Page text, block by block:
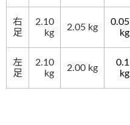
右
足
2.10
kg
2.05 kg
0.05
kg
左
足
2.10
kg
2.00 kg
0.1
kg